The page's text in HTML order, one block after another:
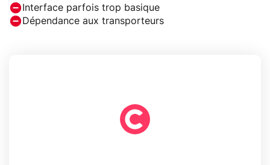
Interface parfois trop basique
Dépendance aux transporteurs